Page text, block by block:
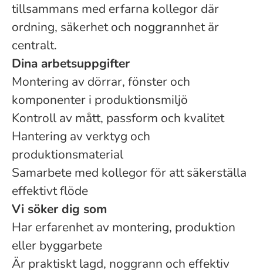
tillsammans med erfarna kollegor där
ordning, säkerhet och noggrannhet är
centralt.
Dina arbetsuppgifter
Montering av dörrar, fönster och
komponenter i produktionsmiljö
Kontroll av mått, passform och kvalitet
Hantering av verktyg och
produktionsmaterial
Samarbete med kollegor för att säkerställa
effektivt flöde
Vi söker dig som
Har erfarenhet av montering, produktion
eller byggarbete
Är praktiskt lagd, noggrann och effektiv